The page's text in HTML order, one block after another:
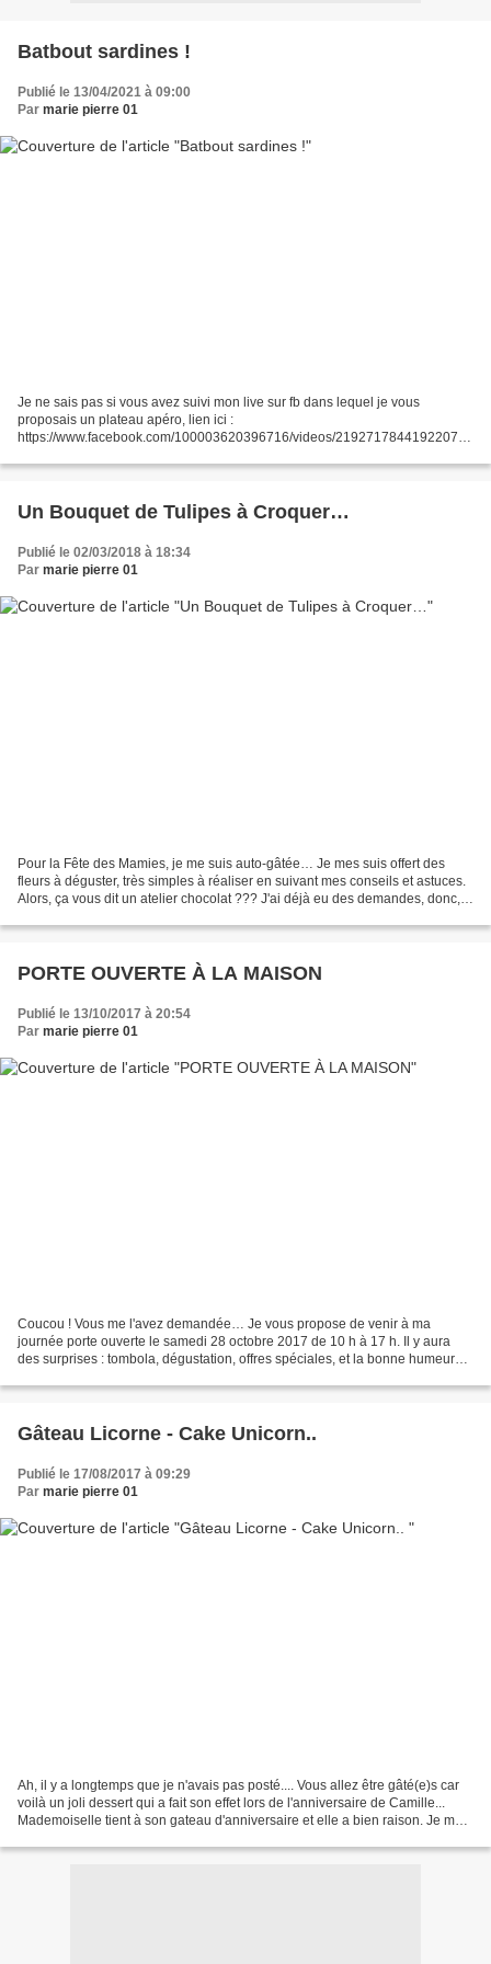
Batbout sardines !
Publié le 13/04/2021 à 09:00
Par marie pierre 01
Je ne sais pas si vous avez suivi mon live sur fb dans lequel je vous
proposais un plateau apéro, lien ici :
https://www.facebook.com/100003620396716/videos/2192717844192207/
Un Bouquet de Tulipes à Croquer…
Publié le 02/03/2018 à 18:34
Par marie pierre 01
Pour la Fête des Mamies, je me suis auto-gâtée… Je mes suis offert des
fleurs à déguster, très simples à réaliser en suivant mes conseils et astuces.
Alors, ça vous dit un atelier chocolat ??? J'ai déjà eu des demandes, donc, si
PORTE OUVERTE À LA MAISON
Publié le 13/10/2017 à 20:54
Par marie pierre 01
Coucou ! Vous me l'avez demandée… Je vous propose de venir à ma
journée porte ouverte le samedi 28 octobre 2017 de 10 h à 17 h. Il y aura
des surprises : tombola, dégustation, offres spéciales, et la bonne humeur…
Gâteau Licorne - Cake Unicorn..
Publié le 17/08/2017 à 09:29
Par marie pierre 01
Ah, il y a longtemps que je n'avais pas posté.... Vous allez être gâté(e)s car
voilà un joli dessert qui a fait son effet lors de l'anniversaire de Camille...
Mademoiselle tient à son gateau d'anniversaire et elle a bien raison. Je me